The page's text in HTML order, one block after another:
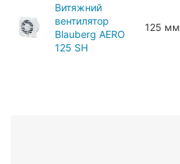
Витяжний
вентилятор
Blauberg AERO
125 SH
125 мм